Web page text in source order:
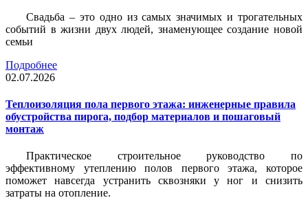
Свадьба – это одно из самых значимых и трогательных
событий в жизни двух людей, знаменующее создание новой
семьи
Подробнее
02.07.2026
Теплоизоляция пола первого этажа: инженерные правила
обустройства пирога, подбор материалов и пошаговый
монтаж
Практическое строительное руководство по
эффективному утеплению полов первого этажа, которое
поможет навсегда устранить сквозняки у ног и снизить
затраты на отопление.